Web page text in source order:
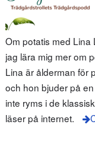
Om potatis med Lina
jag lära mig mer om
Lina är ålderman för
och hon bjuder på
inte ryms i de
läser på internet.